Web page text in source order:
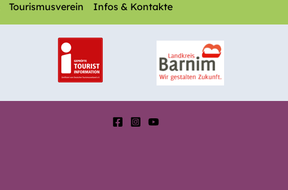
Tourismusverein Infos & Kontakte